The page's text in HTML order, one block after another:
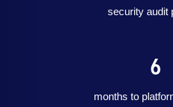
security audit
6
months to